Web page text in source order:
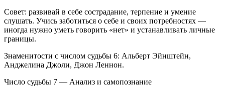
Совет: развивай в себе сострадание, терпение и умение
слушать. Учись заботиться о себе и своих потребностях —
иногда нужно уметь говорить «нет» и устанавливать личные
границы.
Знаменитости с числом судьбы 6: Альберт Эйнштейн,
Анджелина Джоли, Джон Леннон.
Число судьбы 7 — Анализ и самопознание